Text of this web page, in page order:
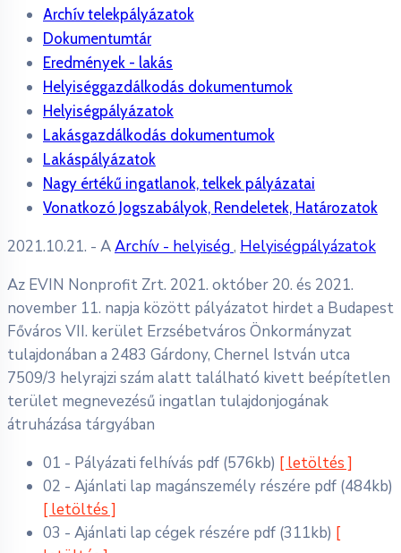
Archív telekpályázatok
Dokumentumtár
Eredmények - lakás
Helyiséggazdálkodás dokumentumok
Helyiségpályázatok
Lakásgazdálkodás dokumentumok
Lakáspályázatok
Nagy értékű ingatlanok, telkek pályázatai
Vonatkozó Jogszabályok, Rendeletek, Határozatok
2021.10.21. - AArchív - helyiség, Helyiségpályázatok
Az EVIN Nonprofit Zrt. 2021. október 20. és 2021.
november 11. napja között pályázatot hirdet a Budapest
Főváros VII. kerület Erzsébetváros Önkormányzat
tulajdonában a 2483 Gárdony, Chernel István utca
7509/3 helyrajzi szám alatt található kivett beépítetlen
terület megnevezésű ingatlan tulajdonjogának
átruházása tárgyában
01 - Pályázati felhívás pdf (576kb) [ letöltés ]
02 - Ajánlati lap magánszemély részére pdf (484kb)
[ letöltés ]
03 - Ajánlati lap cégek részére pdf (311kb) [